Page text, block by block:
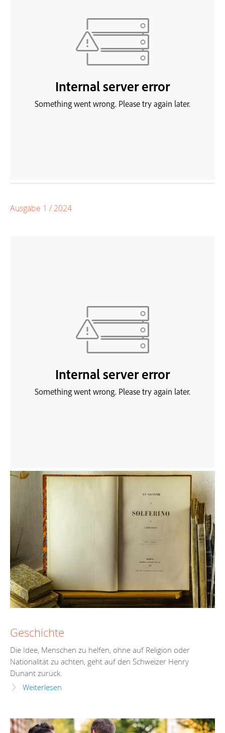
Ausgabe 1 / 2024
Geschichte
Die Idee, Menschen zu helfen, ohne auf Religion oder
Nationalität zu achten, geht auf den Schweizer Henry
Dunant zurück.
Weiterlesen